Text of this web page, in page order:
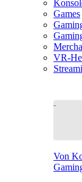
Games
VR-
Von